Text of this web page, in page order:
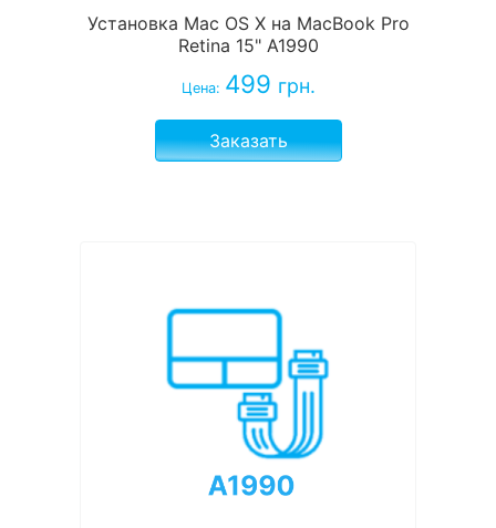
Установка Mac OS X на MacBook Pro
Retina 15" A1990
Цена: 499 грн.
Заказать